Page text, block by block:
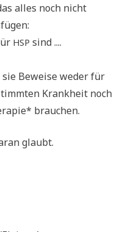
alles noch nicht
HSP sind ....
Bewei­se weder für
Krank­heit noch
brauchen.
glaubt.